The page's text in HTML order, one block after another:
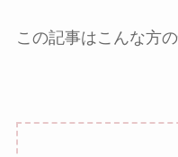
この記事はこんな方